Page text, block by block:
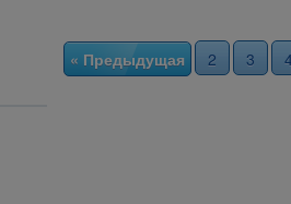
« Предыдущая 2 3